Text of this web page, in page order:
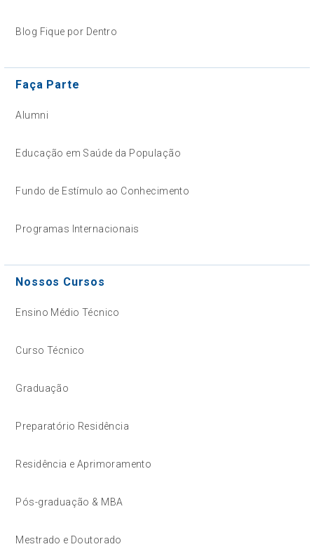
Blog Fique por Dentro
Faça Parte
Alumni
Educação em Saúde da População
Fundo de Estímulo ao Conhecimento
Programas Internacionais
Nossos Cursos
Ensino Médio Técnico
Curso Técnico
Graduação
Preparatório Residência
Residência e Aprimoramento
Pós-graduação & MBA
Mestrado e Doutorado